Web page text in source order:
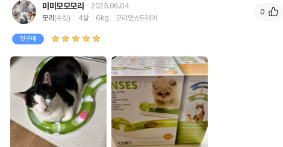
미미모모모리
2025.06.04
모리(수컷) 4살 6kg 코리안쇼트헤어
첫구매
0